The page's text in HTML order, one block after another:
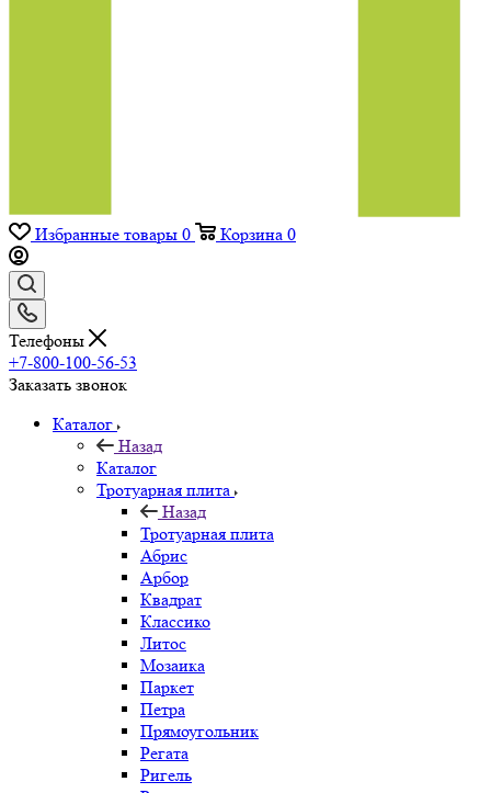
Избранные товары 0 Корзина 0
Телефоны
+7-800-100-56-53
Заказать звонок
Каталог
Назад
Каталог
Тротуарная плита
Назад
Тротуарная плита
Абрис
Арбор
Квадрат
Классико
Литос
Мозаика
Паркет
Петра
Прямоугольник
Регата
Ригель